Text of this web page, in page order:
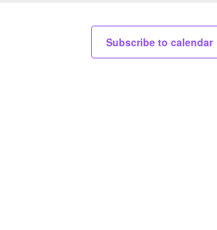
Subscribe to calendar